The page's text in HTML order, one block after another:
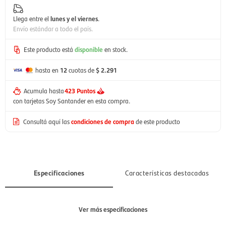
Llega entre el lunes y el viernes.
Envío estándar a todo el país.
Este producto está disponible en stock.
hasta en 12cuotas de$ 2.291
Acumula hasta423 Puntos
con tarjetas Soy Santander en esta compra.
Consultá aquí lascondiciones de comprade este producto
Especificaciones Características destacadas
Ver más especificaciones